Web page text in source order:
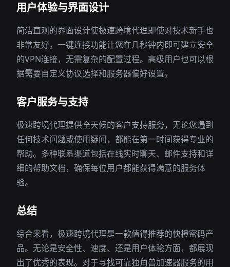
用户体验与界面设计
简洁直观的界面设计使极速跨境代理即使对技术新手也
非常友好。一键连接功能让您在几秒钟内即可建立安全
的VPN连接，无需复杂的配置过程。高级用户也可以根
据需要自定义协议选择和服务器偏好设置。
客户服务与支持
极速跨境代理提供全天候的客户支持服务，无论您遇到
任何技术问题或使用疑问，都能在第一时间获得专业的
帮助。多种联系渠道包括在线实时聊天、邮件支持和详
细的帮助文档，确保每位用户都能获得满意的服务体
验。
总结
综合来看，极速跨境代理是一款值得推荐的快橙密码产
品。无论是安全性、速度、还是用户体验方面，都展现
出了优秀的表现。对于寻找可靠独角兽加速器服务的用